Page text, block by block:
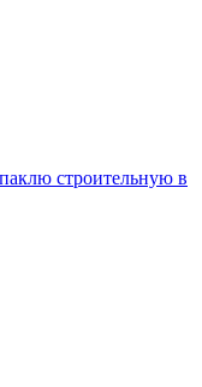
строительную в